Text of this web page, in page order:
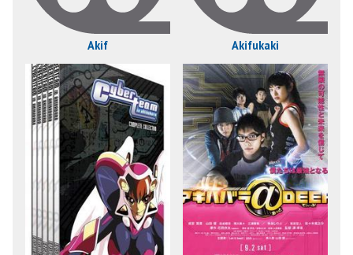
Akif Akifukaki